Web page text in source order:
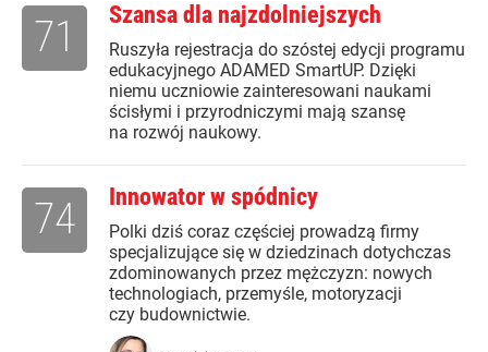
Szansa dla najzdolniejszych
Ruszyła rejestracja do szóstej edycji programu
edukacyjnego ADAMED SmartUP. Dzięki
niemu uczniowie zainteresowani naukami
ścisłymi i przyrodniczymi mają szansę
na rozwój naukowy.
71
Innowator w spódnicy
Polki dziś coraz częściej prowadzą firmy
specjalizujące się w dziedzinach dotychczas
zdominowanych przez mężczyzn: nowych
technologiach, przemyśle, motoryzacji
czy budownictwie.
74